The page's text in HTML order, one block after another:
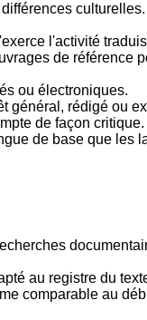
culturelles.
l'activité
de référence
ou électroniques.
général, rédigé ou
de façon critique.
de base que les
au registre du
comparable au